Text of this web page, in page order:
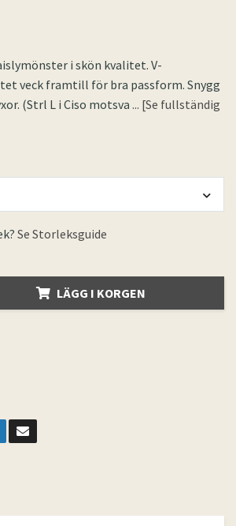
i skön kvalitet. V-
veck framtill för bra passform. Snygg
(Strl L i Ciso motsva ... [Se fullständig
Se Storleksguide
LÄGG I KORGEN